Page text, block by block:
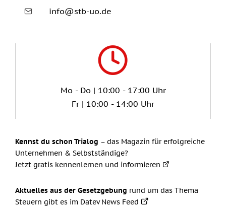
info@stb-uo.de
Mo - Do | 10:00 - 17:00 Uhr
Fr | 10:00 - 14:00 Uhr
Kennst du schon Trialog – das Magazin für erfolgreiche
Unternehmen & Selbstständige?
Jetzt gratis kennenlernen und informieren
Aktuelles aus der Gesetzgebung rund um das Thema
Steuern gibt es im Datev News Feed